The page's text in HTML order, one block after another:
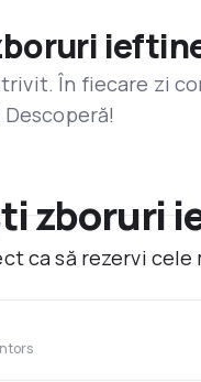
În fiecare zi
zboruri
ca să rezervi